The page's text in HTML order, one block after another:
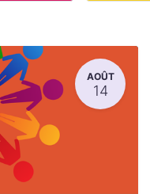
AOÛT
14